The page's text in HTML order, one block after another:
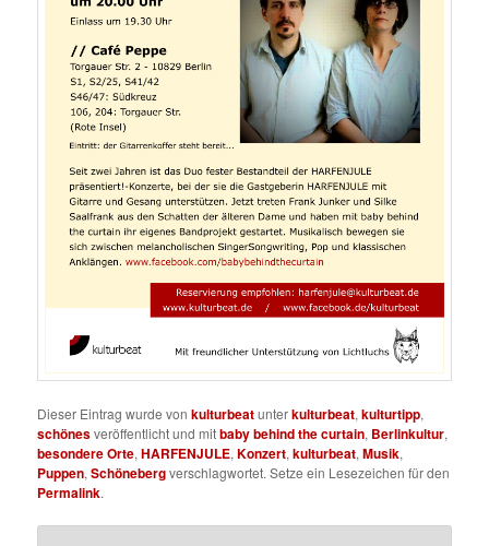
Dieser Eintrag wurde vonkulturbeatunterkulturbeat,kulturtipp,
schönesveröffentlicht und mitbaby behind the curtain, Berlinkultur,
besondere Orte,HARFENJULE,Konzert,kulturbeat,Musik,
Puppen,Schönebergverschlagwortet. Setze ein Lesezeichen für den
Permalink.